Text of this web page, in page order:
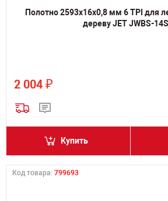
Полотно 2593х16х0,8 мм 6 TPI для
дереву JET JWBS-
2 004 ₽
Купить
Код товара: 799693